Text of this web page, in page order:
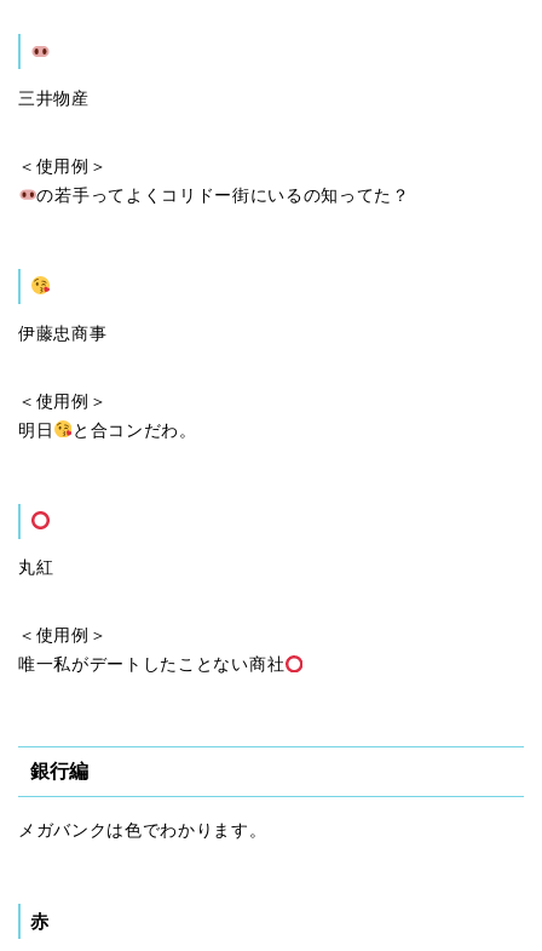
三井物産
＜使用例＞
の若手ってよくコリドー街にいるの知ってた？
伊藤忠商事
＜使用例＞
明日
と合コンだわ。
丸紅
＜使用例＞
唯一私がデートしたことない商社
銀行編
メガバンクは色でわかります。
赤